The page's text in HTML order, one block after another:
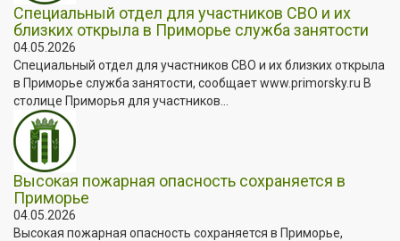
Специальный отдел для участников СВО и их
близких открыла в Приморье служба занятости
04.05.2026
Специальный отдел для участников СВО и их близких открыла
в Приморье служба занятости, сообщает www.primorsky.ru В
столице Приморья для участников...
Высокая пожарная опасность сохраняется в
Приморье
04.05.2026
Высокая пожарная опасность сохраняется в Приморье,